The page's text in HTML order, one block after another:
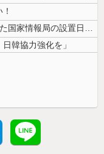
（ ´_ゝ`）中国「高市政権が法制化を進めた国家情報局の設置日が7月3...
韓協力強化を」